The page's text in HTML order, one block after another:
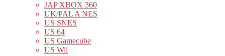
JAP XBOX 360
UK/PAL A NES
US SNES
US 64
US Gamecube
US Wii